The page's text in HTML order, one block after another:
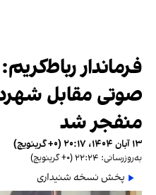
فرماندار
صوتی مقابل
منفجر شد
۱۳ آبان ۱۴۰۴، ۲۰:۱۷ (‎+۰ گرینویچ)
به‌روزرسانی: ۲۲:۲۴ (‎+۰ گرینویچ)
پخش نسخه شنیداری